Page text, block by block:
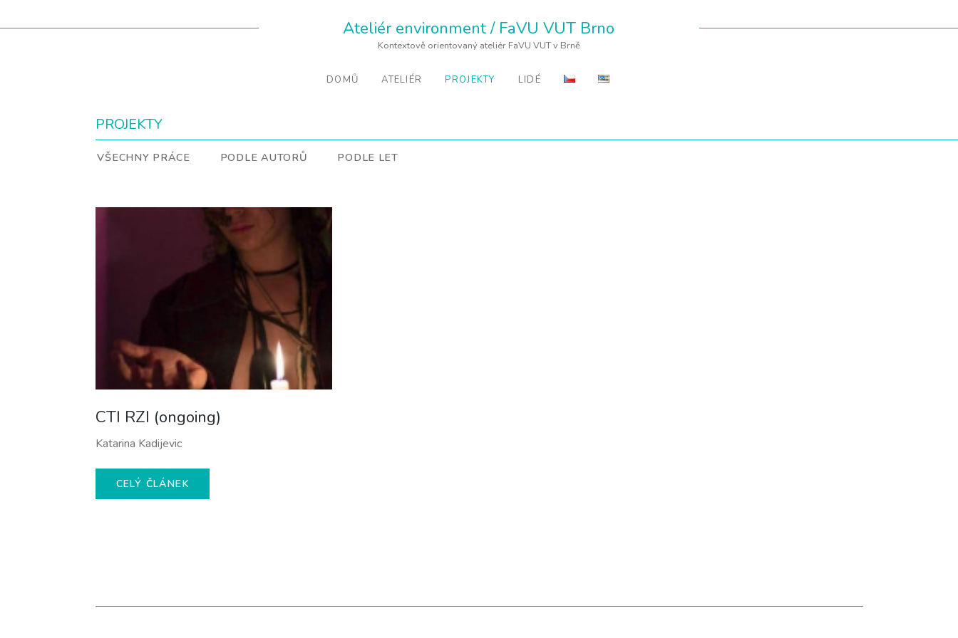
Ateliér environment / FaVU VUT Brno
Kontextově orientovaný ateliér FaVU VUT v Brně
DOMŮ ATELIÉR PROJEKTY LIDÉ
PROJEKTY
VŠECHNY PRÁCE PODLE AUTORŮ PODLE LET
CTI RZI (ongoing)
Katarina Kadijevic
CELÝ ČLÁNEK